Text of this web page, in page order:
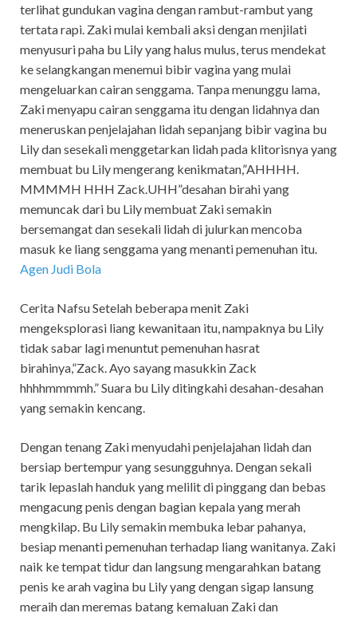
terlihat gundukan vagina dengan rambut-rambut yang
tertata rapi. Zaki mulai kembali aksi dengan menjilati
menyusuri paha bu Lily yang halus mulus, terus mendekat
ke selangkangan menemui bibir vagina yang mulai
mengeluarkan cairan senggama. Tanpa menunggu lama,
Zaki menyapu cairan senggama itu dengan lidahnya dan
meneruskan penjelajahan lidah sepanjang bibir vagina bu
Lily dan sesekali menggetarkan lidah pada klitorisnya yang
membuat bu Lily mengerang kenikmatan,”AHHHH.
MMMMH HHH Zack.UHH”desahan birahi yang
memuncak dari bu Lily membuat Zaki semakin
bersemangat dan sesekali lidah di julurkan mencoba
masuk ke liang senggama yang menanti pemenuhan itu.
Agen Judi Bola
Cerita Nafsu Setelah beberapa menit Zaki
mengeksplorasi liang kewanitaan itu, nampaknya bu Lily
tidak sabar lagi menuntut pemenuhan hasrat
birahinya,”Zack. Ayo sayang masukkin Zack
hhhhmmmmh.” Suara bu Lily ditingkahi desahan-desahan
yang semakin kencang.
Dengan tenang Zaki menyudahi penjelajahan lidah dan
bersiap bertempur yang sesungguhnya. Dengan sekali
tarik lepaslah handuk yang melilit di pinggang dan bebas
mengacung penis dengan bagian kepala yang merah
mengkilap. Bu Lily semakin membuka lebar pahanya,
besiap menanti pemenuhan terhadap liang wanitanya. Zaki
naik ke tempat tidur dan langsung mengarahkan batang
penis ke arah vagina bu Lily yang dengan sigap lansung
meraih dan meremas batang kemaluan Zaki dan